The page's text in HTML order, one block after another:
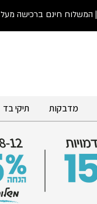
| המשלוח חינם ברכישה מעל 300 ש"ח
מדבקות תיקי בד